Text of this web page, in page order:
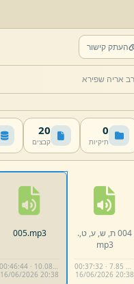
העתק קישור
0
תיקיות
20
קבצים
004 ת, ש, ע, ט,.
mp3
00:37:32 · 7.85 MB
16/06/2026 20:38
005.mp3
00:46:44 · 10.08 MB
16/06/2026 20:38